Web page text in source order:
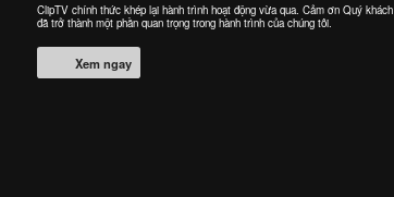
ClipTV chính thức khép lại hành trình hoạt động vừa qua. Cảm ơn Quý khách
đã trở thành một phần quan trọng trong hành trình của chúng tôi.
Xem ngay